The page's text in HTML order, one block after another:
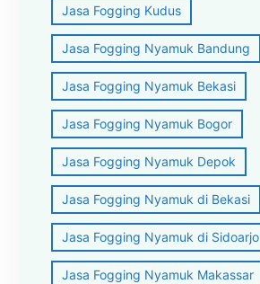
Jasa Fogging Kudus
Jasa Fogging Nyamuk Bandung
Jasa Fogging Nyamuk Bekasi
Jasa Fogging Nyamuk Bogor
Jasa Fogging Nyamuk Depok
Jasa Fogging Nyamuk di Bekasi
Jasa Fogging Nyamuk di Sidoarjo
Jasa Fogging Nyamuk Makassar